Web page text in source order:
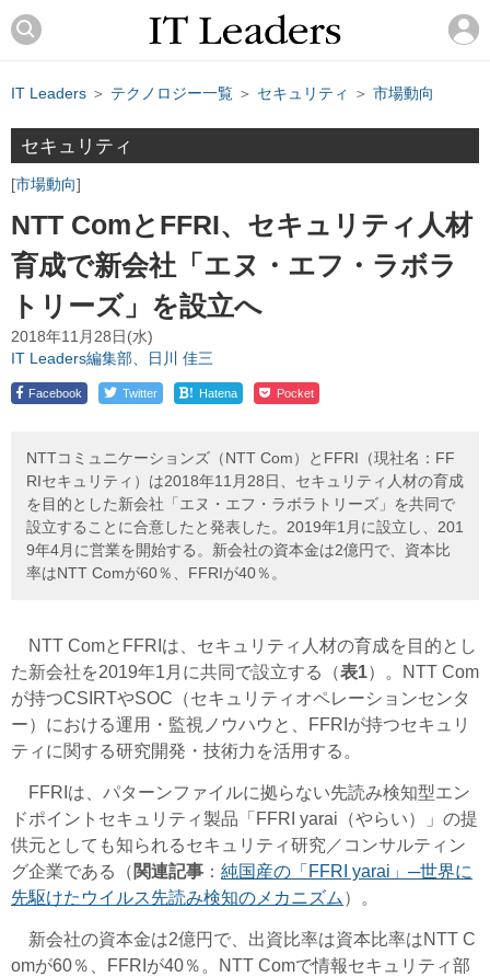
IT Leaders ＞ テクノロジー一覧 ＞ セキュリティ ＞ 市場動向
セキュリティ
市場動向
NTT ComとFFRI、セキュリティ人材
育成で新会社「エヌ・エフ・ラボラ
トリーズ」を設立へ
2018年11月28日(水)
IT Leaders編集部、日川 佳三
Facebook Twitter ! Hatena Pocket
NTTコミュニケーションズ（NTT Com）とFFRI（現社名：FF
RIセキュリティ）は2018年11月28日、セキュリティ人材の育成
を目的とした新会社「エヌ・エフ・ラボラトリーズ」を共同で
設立することに合意したと発表した。2019年1月に設立し、201
9年4月に営業を開始する。新会社の資本金は2億円で、資本比
率はNTT Comが60％、FFRIが40％。
NTT ComとFFRIは、セキュリティ人材の育成を目的とし
た新会社を2019年1月に共同で設立する（表1）。NTT Com
が持つCSIRTやSOC（セキュリティオペレーションセンタ
ー）における運用・監視ノウハウと、FFRIが持つセキュリ
ティに関する研究開発・技術力を活用する。
FFRIは、 パターンファイルに拠らない先読み検知型エン
ドポイントセキュリティ製品「FFRI yarai（やらい）」の提
供元としても知られるセキュリティ研究／コンサルティン
グ企業である（ 関連記事 ： 純国産の「FFRI yarai」─世界に
先駆けたウイルス先読み検知のメカニズム ）。
新会社の資本金は2億円で、出資比率は資本比率はNTT C
omが60％、FFRIが40％。NTT Comで情報セキュリティ部